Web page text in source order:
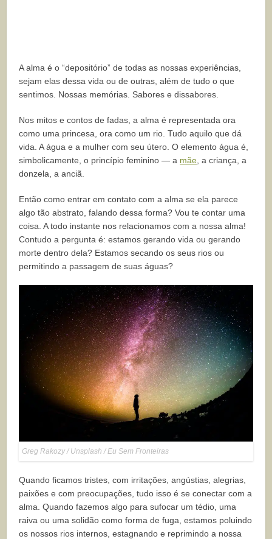
A alma é o “depositório” de todas as nossas experiências,
sejam elas dessa vida ou de outras, além de tudo o que
sentimos. Nossas memórias. Sabores e dissabores.
Nos mitos e contos de fadas, a alma é representada ora
como uma princesa, ora como um rio. Tudo aquilo que dá
vida. A água e a mulher com seu útero. O elemento água é,
simbolicamente, o princípio feminino — a mãe , a criança, a
donzela, a anciã.
Então como entrar em contato com a alma se ela parece
algo tão abstrato, falando dessa forma? Vou te contar uma
coisa. A todo instante nos relacionamos com a nossa alma!
Contudo a pergunta é: estamos gerando vida ou gerando
morte dentro dela? Estamos secando os seus rios ou
permitindo a passagem de suas águas?
Greg Rakozy / Unsplash / Eu Sem Fronteiras
Quando ficamos tristes, com irritações, angústias, alegrias,
paixões e com preocupações, tudo isso é se conectar com a
alma. Quando fazemos algo para sufocar um tédio, uma
raiva ou uma solidão como forma de fuga, estamos poluindo
os nossos rios internos, estagnando e reprimindo a nossa